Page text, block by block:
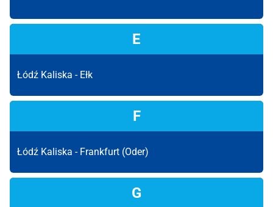
E
Łódź Kaliska - Ełk
F
Łódź Kaliska - Frankfurt (Oder)
G